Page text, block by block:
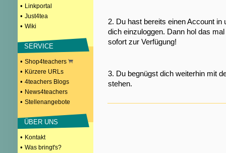
• Linkportal
• Just4tea
• Wiki
SERVICE
• Shop4teachers
• Kürzere URLs
• 4teachers Blogs
• News4teachers
• Stellenangebote
ÜBER UNS
• Kontakt
• Was bringt's?
2. Du hast bereits einen Account
dich einzuloggen. Dann hol das
sofort zur Verfügung!
3. Du begnügst dich weiterhin mit
stehen.